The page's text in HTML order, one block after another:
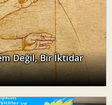
Değil, Bir İktidar